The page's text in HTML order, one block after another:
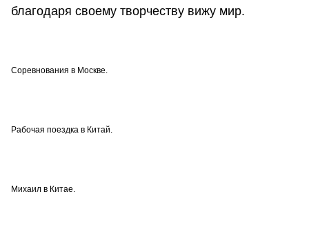
благодаря своему творчеству вижу мир.
Соревнования в Москве.
Рабочая поездка в Китай.
Михаил в Китае.